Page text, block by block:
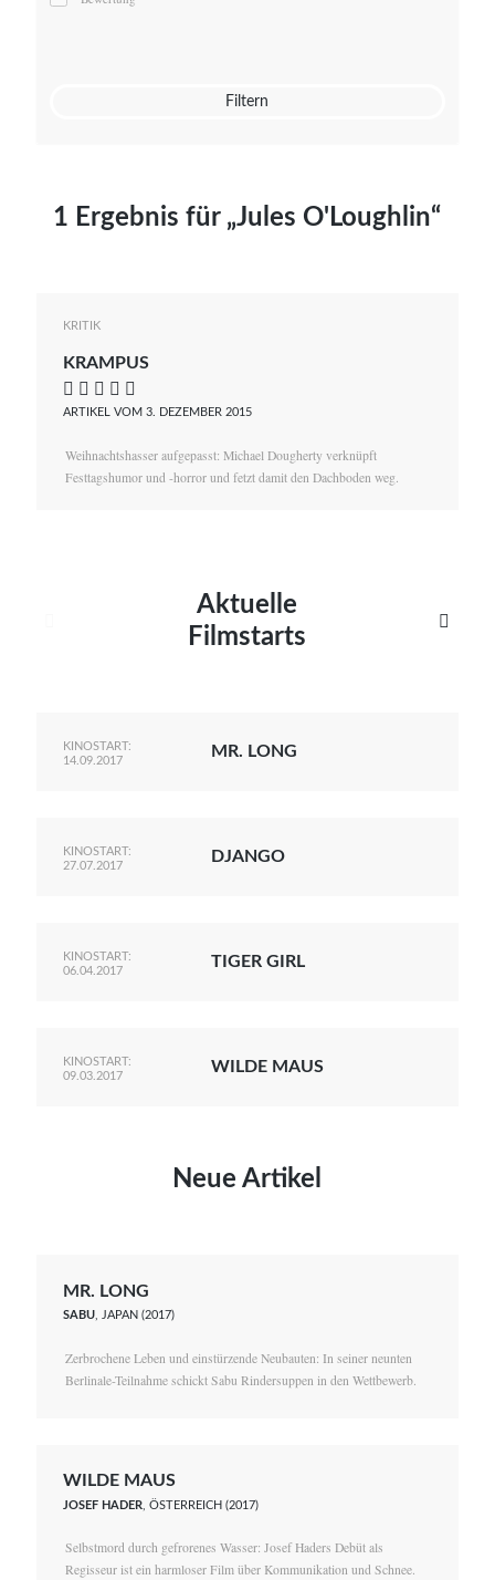
Mato von Vogelstein
Filtern
1 Ergebnis für „Jules O'Loughlin“
KRITIK
KRAMPUS
    
ARTIKEL VOM 3. DEZEMBER 2015
Weihnachtshasser aufgepasst: Michael Dougherty verknüpft
Festtagshumor und -horror und fetzt damit den Dachboden weg.
Aktuelle
Filmstarts

KINOSTART:
14.09.2017
MR. LONG
KINOSTART:
27.07.2017
DJANGO
KINOSTART:
06.04.2017
TIGER GIRL
KINOSTART:
09.03.2017
WILDE MAUS
Neue Artikel
MR. LONG
SABU, JAPAN (2017)
Zerbrochene Leben und einstürzende Neubauten: In seiner neunten
Berlinale-Teilnahme schickt Sabu Rindersuppen in den Wettbewerb.
WILDE MAUS
JOSEF HADER , ÖSTERREICH (2017)
Selbstmord durch gefrorenes Wasser: Josef Haders Debüt als
Regisseur ist ein harmloser Film über Kommunikation und Schnee.